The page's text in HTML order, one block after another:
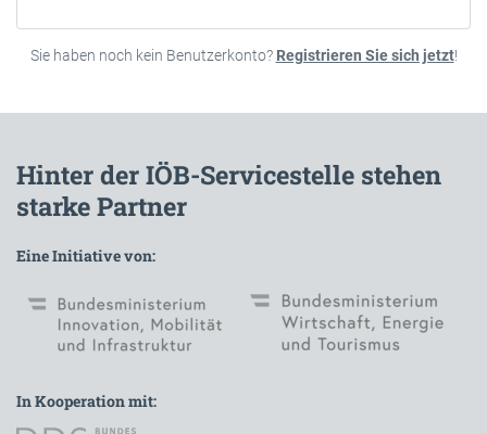
Sie haben noch kein Benutzerkonto? Registrieren Sie sich jetzt!
Hinter der IÖB-Servicestelle stehen
starke Partner
Eine Initiative von:
In Kooperation mit: